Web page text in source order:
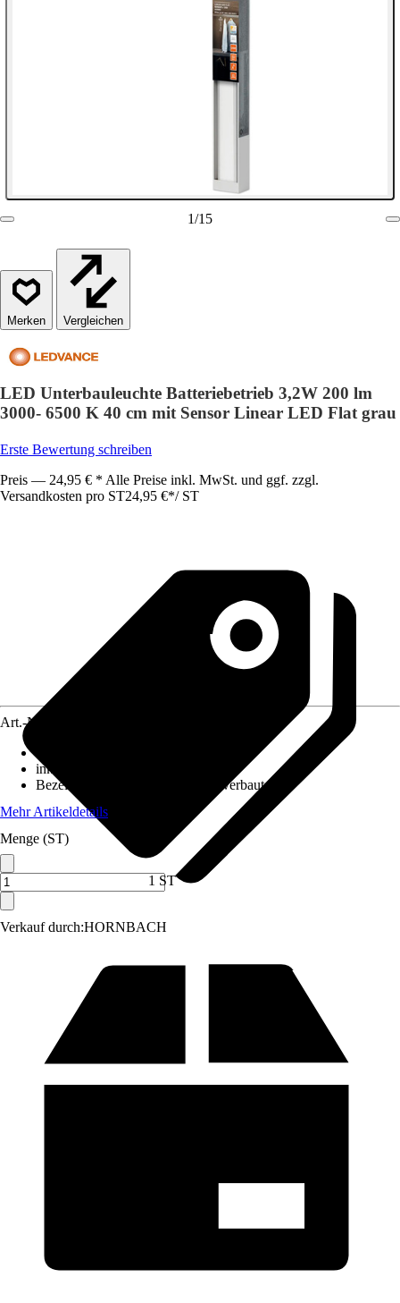
1/15
Vergleichen
LED Unterbauleuchte Batteriebetrieb 3,2W 200 lm
3000- 6500 K 40 cm mit Sensor Linear LED Flat grau
Erste Bewertung schreiben
Preis — 24,95 € * Alle Preise inkl. MwSt. und ggf. zzgl.
Versandkosten pro ST24,95 €*/ ST
Verkauf durch:HORNBACH
Art.-Nr.
inklusive Leuchtmittel
Bezeichnung Fassung
LED fest verbaut
Mehr Artikeldetails
Menge (ST)
1 ST